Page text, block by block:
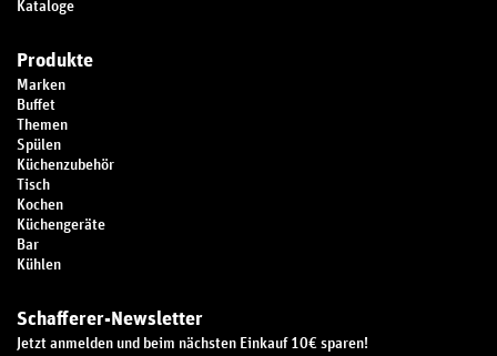
Kataloge
Produkte
Marken
Buffet
Themen
Spülen
Küchenzubehör
Tisch
Kochen
Küchengeräte
Bar
Kühlen
Schafferer-Newsletter
Jetzt anmelden und beim nächsten Einkauf 10€ sparen!